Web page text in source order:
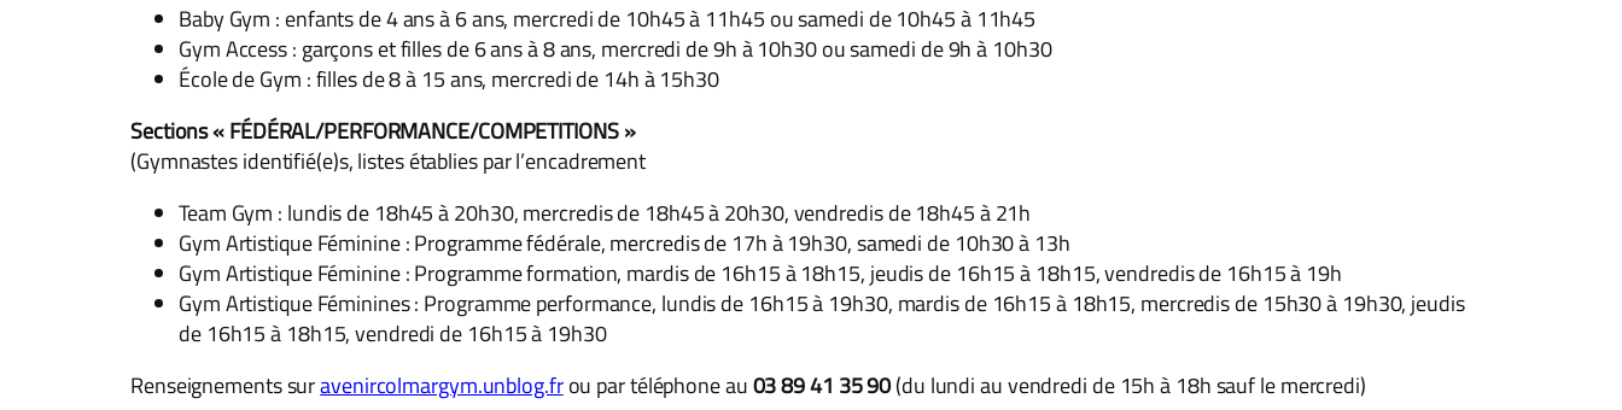
Baby Gym : enfants de 4 ans à 6 ans, mercredi de 10h45 à 11h45 ou samedi de 10h45 à 11h45
Gym Access : garçons et filles de 6 ans à 8 ans, mercredi de 9h à 10h30 ou samedi de 9h à 10h30
École de Gym : filles de 8 à 15 ans, mercredi de 14h à 15h30
Sections « FÉDÉRAL/PERFORMANCE/COMPETITIONS »
(Gymnastes identifié(e)s, listes établies par l’encadrement
Team Gym : lundis de 18h45 à 20h30, mercredis de 18h45 à 20h30, vendredis de 18h45 à 21h
Gym Artistique Féminine : Programme fédérale, mercredis de 17h à 19h30, samedi de 10h30 à 13h
Gym Artistique Féminine : Programme formation, mardis de 16h15 à 18h15, jeudis de 16h15 à 18h15, vendredis de 16h15 à 19h
Gym Artistique Féminines : Programme performance, lundis de 16h15 à 19h30, mardis de 16h15 à 18h15, mercredis de 15h30 à 19h30, jeudis
de 16h15 à 18h15, vendredi de 16h15 à 19h30
Renseignements suravenircolmargym.unblog.frou par téléphone au03 89 41 35 90(du lundi au vendredi de 15h à 18h sauf le mercredi)